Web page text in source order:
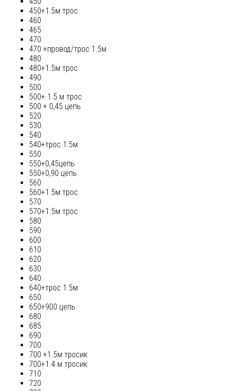
450+1.5м трос
460
465
470
470 +провод/трос 1.5м
480
480+1.5м трос
490
500
500+ 1.5 м трос
500 + 0,45 цепь
520
530
540
540+трос 1.5м
550
550+0,45цепь
550+0,90 цепь
560
560+1.5м трос
570
570+1.5м трос
580
590
600
610
620
630
640
640+трос 1.5м
650
650+900 цепь
680
685
690
700
700 +1.5м тросик
700+1.4 м тросик
710
720